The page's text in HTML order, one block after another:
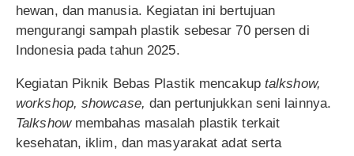
hewan, dan manusia. Kegiatan ini bertujuan
mengurangi sampah plastik sebesar 70 persen di
Indonesia pada tahun 2025.
Kegiatan Piknik Bebas Plastik mencakup talkshow,
workshop, showcase, dan pertunjukkan seni lainnya.
Talkshowmembahas masalah plastik terkait
kesehatan, iklim, dan masyarakat adat serta